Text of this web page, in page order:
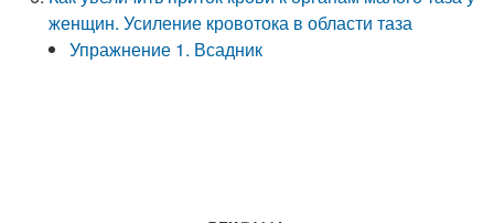
женщин. Усиление кровотока в области таза
Упражнение 1. Всадник